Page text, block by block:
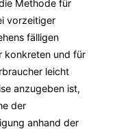
Methode für
vorzeitiger
fälligen
konkreten und für
leicht
anzugeben ist,
der
anhand der